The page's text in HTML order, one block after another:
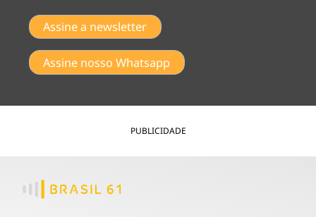
Assine a newsletter
Assine nosso Whatsapp
PUBLICIDADE